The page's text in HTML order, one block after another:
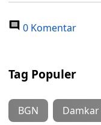
0 Komentar
Tag Populer
BGN Damkar